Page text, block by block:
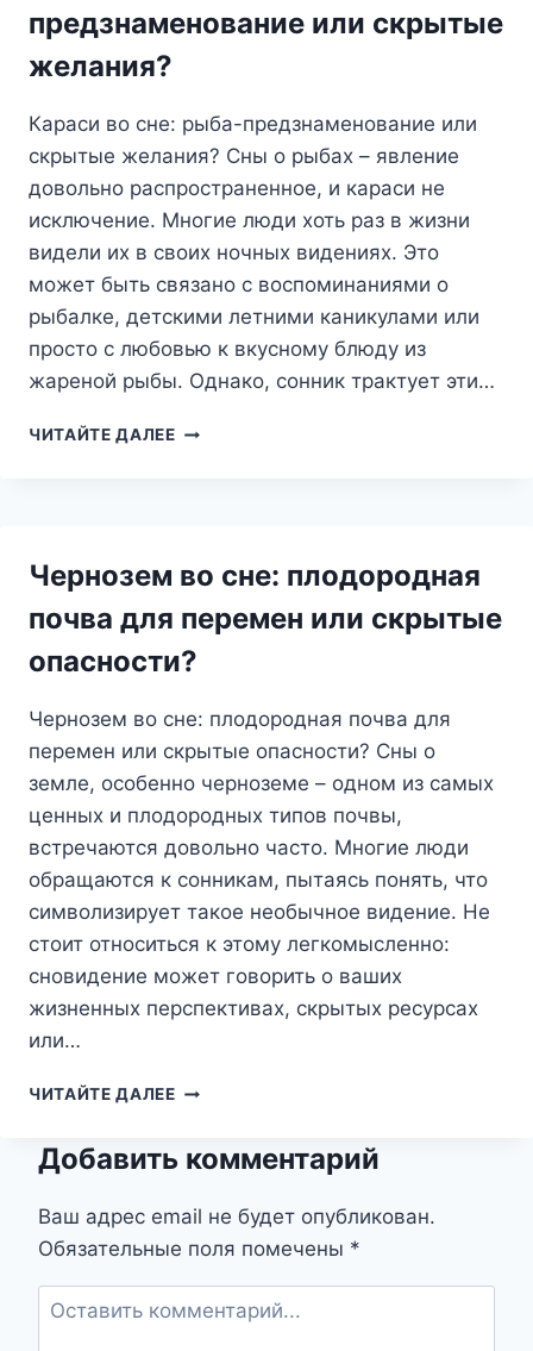
ВАС
предзнаменование или скрытые
желания?
Караси во сне: рыба-предзнаменование или
скрытые желания? Сны о рыбах – явление
довольно распространенное, и караси не
исключение. Многие люди хоть раз в жизни
видели их в своих ночных видениях. Это
может быть связано с воспоминаниями о
рыбалке, детскими летними каникулами или
просто с любовью к вкусному блюду из
жареной рыбы. Однако, сонник трактует эти…
ЧИТАЙТЕ ДАЛЕЕКАРАСИ
СКРЫТЫЕ
Чернозем во сне: плодородная
почва для перемен или скрытые
опасности?
Чернозем во сне: плодородная почва для
перемен или скрытые опасности? Сны о
земле, особенно черноземе – одном из самых
ценных и плодородных типов почвы,
встречаются довольно часто. Многие люди
обращаются к сонникам, пытаясь понять, что
символизирует такое необычное видение. Не
стоит относиться к этому легкомысленно:
сновидение может говорить о ваших
жизненных перспективах, скрытых ресурсах
или…
ЧИТАЙТЕ ДАЛЕЕЧЕРНОЗЕМ
ПЛОДОРОДНАЯ
ДЛЯ
ИЛИ
СКРЫТЫЕ
ОПАСНОСТИ?
Добавить комментарий
Ваш адрес email не будет опубликован.
Обязательные поля помечены *